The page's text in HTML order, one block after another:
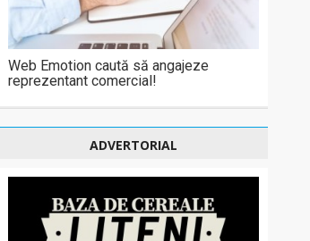
Web Emotion caută să angajeze
reprezentant comercial!
ADVERTORIAL